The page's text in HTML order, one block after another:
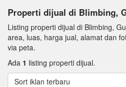
Properti dijual di Blimbing,
Listing properti dijual di Blimbing,
area, luas, harga jual, alamat dan
via peta.
Ada 1 listing properti dijual.
Sort iklan terbaru